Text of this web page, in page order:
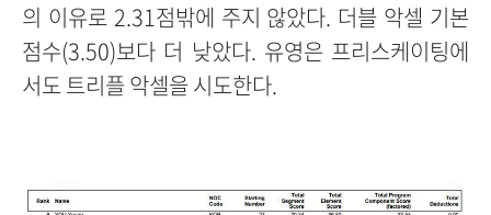
의 이유로 2.31점밖에 주지 않았다. 더블 악셀 기본
점수(3.50)보다 더 낮았다. 유영은 프리스케이팅에
서도 트리플 악셀을 시도한다.